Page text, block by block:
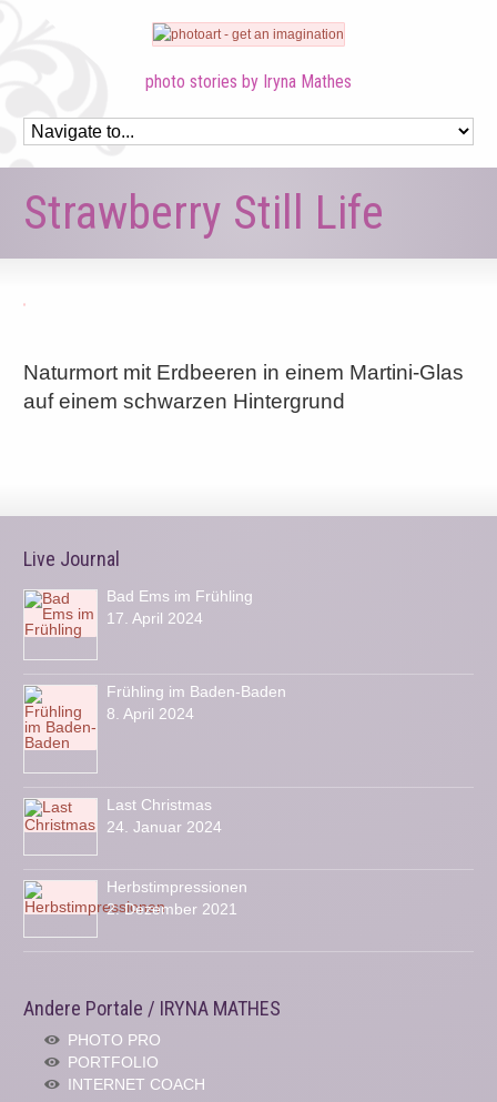
photo stories by Iryna Mathes
Strawberry Still Life
Naturmort mit Erdbeeren in einem Martini-Glas
auf einem schwarzen Hintergrund
Live Journal
Bad Ems im Frühling
17. April 2024
Frühling im Baden-Baden
8. April 2024
Last Christmas
24. Januar 2024
Herbstimpressionen
2. Dezember 2021
Andere Portale / IRYNA MATHES
PHOTO PRO
PORTFOLIO
INTERNET COACH